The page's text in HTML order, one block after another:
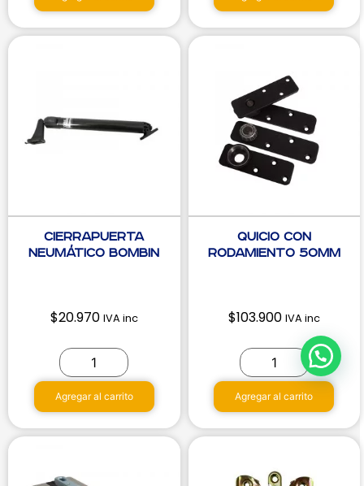
Cierrapuerta
Neumático Bombin
$20.970 IVA inc
Agregar al carrito
Quicio con
Rodamiento 50mm
$103.900 IVA inc
Agregar al carrito